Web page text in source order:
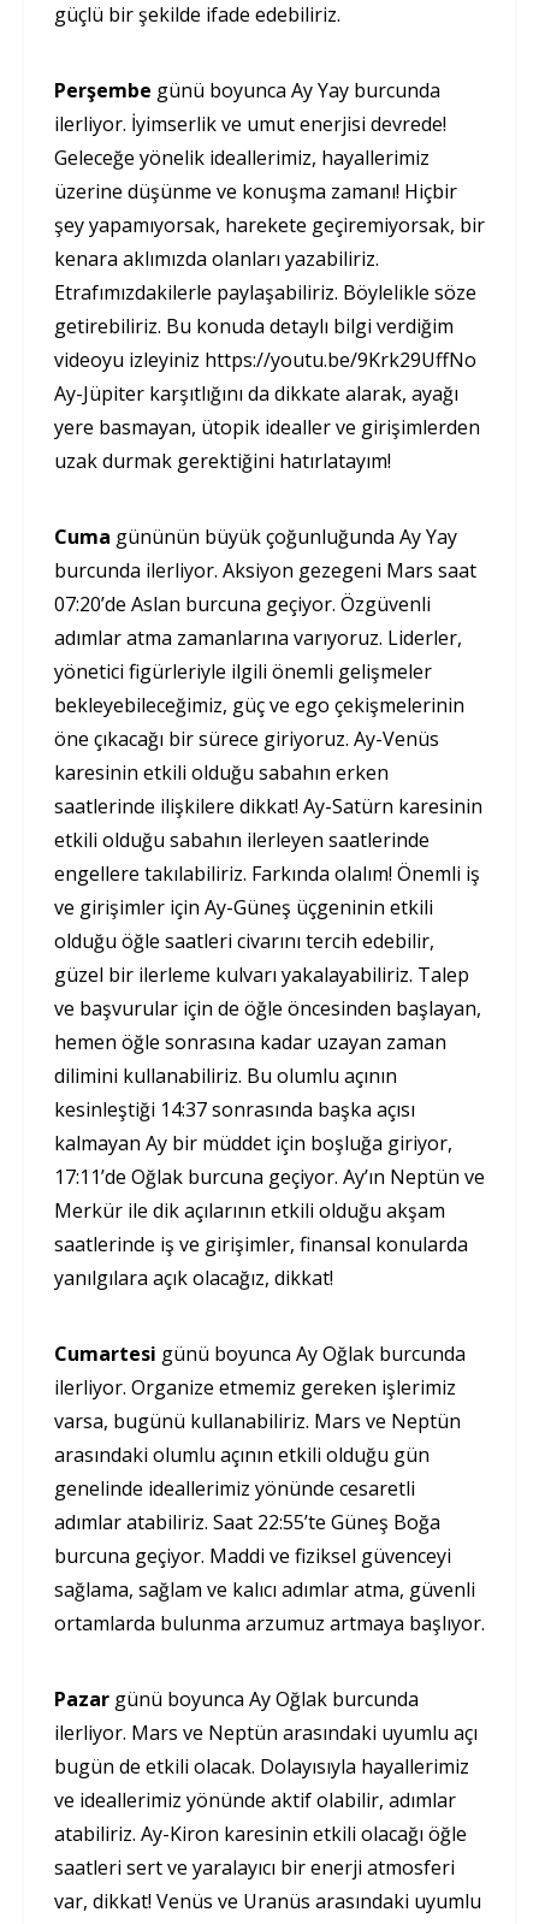
güçlü bir şekilde ifade edebiliriz.
Perşembe günü boyunca Ay Yay burcunda
ilerliyor. İyimserlik ve umut enerjisi devrede!
Geleceğe yönelik ideallerimiz, hayallerimiz
üzerine düşünme ve konuşma zamanı! Hiçbir
şey yapamıyorsak, harekete geçiremiyorsak, bir
kenara aklımızda olanları yazabiliriz.
Etrafımızdakilerle paylaşabiliriz. Böylelikle söze
getirebiliriz. Bu konuda detaylı bilgi verdiğim
videoyu izleyiniz https://youtu.be/9Krk29UffNo
Ay-Jüpiter karşıtlığını da dikkate alarak, ayağı
yere basmayan, ütopik idealler ve girişimlerden
uzak durmak gerektiğini hatırlatayım!
Cuma gününün büyük çoğunluğunda Ay Yay
burcunda ilerliyor. Aksiyon gezegeni Mars saat
07:20’de Aslan burcuna geçiyor. Özgüvenli
adımlar atma zamanlarına varıyoruz. Liderler,
yönetici figürleriyle ilgili önemli gelişmeler
bekleyebileceğimiz, güç ve ego çekişmelerinin
öne çıkacağı bir sürece giriyoruz. Ay-Venüs
karesinin etkili olduğu sabahın erken
saatlerinde ilişkilere dikkat! Ay-Satürn karesinin
etkili olduğu sabahın ilerleyen saatlerinde
engellere takılabiliriz. Farkında olalım! Önemli iş
ve girişimler için Ay-Güneş üçgeninin etkili
olduğu öğle saatleri civarını tercih edebilir,
güzel bir ilerleme kulvarı yakalayabiliriz. Talep
ve başvurular için de öğle öncesinden başlayan,
hemen öğle sonrasına kadar uzayan zaman
dilimini kullanabiliriz. Bu olumlu açının
kesinleştiği 14:37 sonrasında başka açısı
kalmayan Ay bir müddet için boşluğa giriyor,
17:11’de Oğlak burcuna geçiyor. Ay’ın Neptün ve
Merkür ile dik açılarının etkili olduğu akşam
saatlerinde iş ve girişimler, finansal konularda
yanılgılara açık olacağız, dikkat!
Cumartesi günü boyunca Ay Oğlak burcunda
ilerliyor. Organize etmemiz gereken işlerimiz
varsa, bugünü kullanabiliriz. Mars ve Neptün
arasındaki olumlu açının etkili olduğu gün
genelinde ideallerimiz yönünde cesaretli
adımlar atabiliriz. Saat 22:55’te Güneş Boğa
burcuna geçiyor. Maddi ve fiziksel güvenceyi
sağlama, sağlam ve kalıcı adımlar atma, güvenli
ortamlarda bulunma arzumuz artmaya başlıyor.
Pazar günü boyunca Ay Oğlak burcunda
ilerliyor. Mars ve Neptün arasındaki uyumlu açı
bugün de etkili olacak. Dolayısıyla hayallerimiz
ve ideallerimiz yönünde aktif olabilir, adımlar
atabiliriz. Ay-Kiron karesinin etkili olacağı öğle
saatleri sert ve yaralayıcı bir enerji atmosferi
var, dikkat! Venüs ve Uranüs arasındaki uyumlu